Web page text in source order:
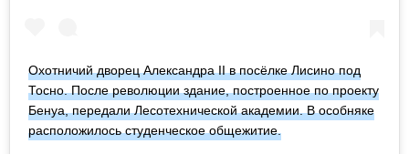
Охотничий дворец Александра II в посёлке Лисино под
Тосно. После революции здание, построенное по проекту
Бенуа, передали Лесотехнической академии. В особняке
расположилось студенческое общежитие.